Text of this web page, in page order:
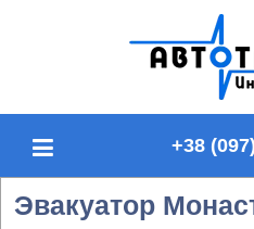
+38
Эвакуатор